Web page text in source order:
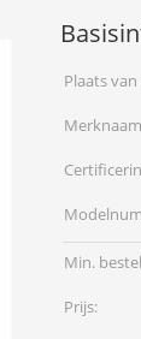
Plaats
Min.
Prijs: